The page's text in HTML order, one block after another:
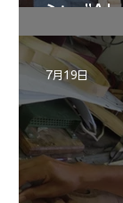
ン
7月19日